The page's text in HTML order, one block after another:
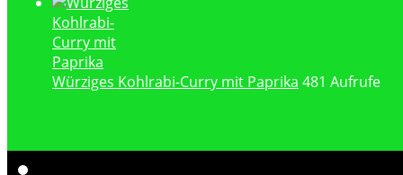
Würziges Kohlrabi-Curry mit Paprika 481 Aufrufe